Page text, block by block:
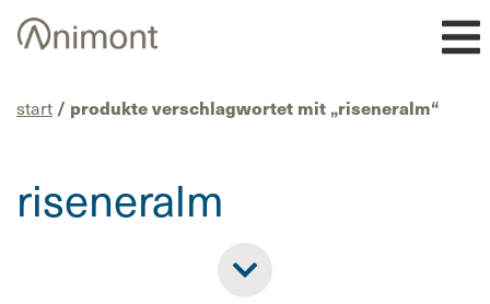
Skip
start / produkte verschlagwortet mit „riseneralm“
riseneralm